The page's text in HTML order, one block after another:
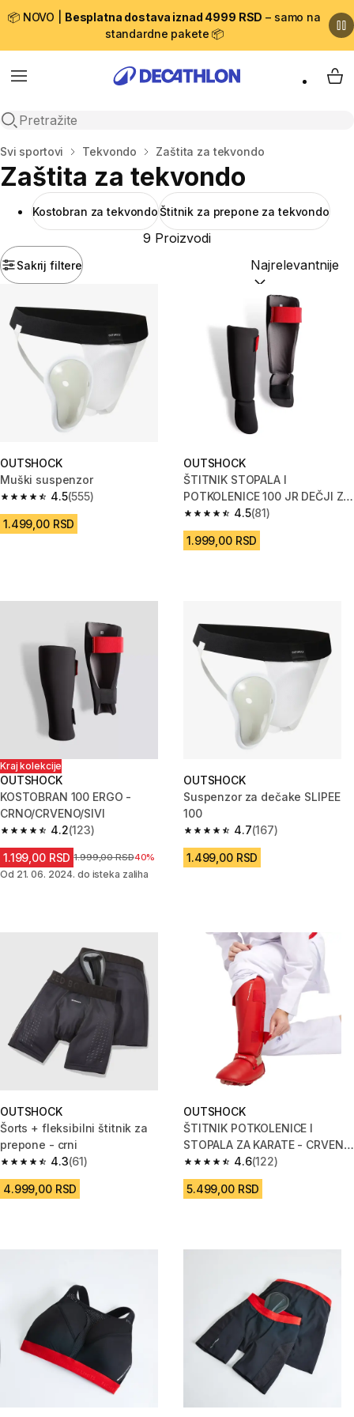
📦 NOVO | Besplatna dostava iznad 4999 RSD – samo na
standardne pakete 📦
Menu
Open search
My
Početna stranica
Svi sportovi Tekvondo Zaštita za tekvondo
Zaštita za tekvondo
Kostobran za tekvondoŠtitnik za prepone za tekvondo
Sakrij filtere
9 Proizvodi
Sortiraj po:
OUTSHOCK
Muški suspenzor
4.5
4.5 od 5 zvezdica from 555 Recenzije
(555)
1.499,00 RSD
OUTSHOCK
ŠTITNIK STOPALA I
POTKOLENICE 100 JR DEČJI ZA
KIK BOKS 4.5
4.5 od 5 zvezdica from 81
(81)
1.999,00 RSD
Kraj kolekcije
OUTSHOCK
KOSTOBRAN 100 ERGO -
CRNO/CRVENO/SIVI
4.2
4.2 od 5 zvezdica from 123 Recenzije
(123)
1.199,00 RSD Cena pre sniženja
1.999,00 RSD40%
Od 21. 06. 2024. do isteka zaliha
OUTSHOCK
Suspenzor za dečake SLIPEE
100
4.7
4.7 od 5 zvezdica from 167
(167)
1.499,00 RSD
OUTSHOCK
Šorts + fleksibilni štitnik za
prepone - crni
4.3
4.3 od 5 zvezdica from 61 Recenzije
(61)
4.999,00 RSD
OUTSHOCK
ŠTITNIK POTKOLENICE I
STOPALA ZA KARATE - CRVENI
ŠTITNIK POTKOLENICE I
STOPALA
4.6
4.6 od 5 zvezdica from 122
(122)
5.499,00 RSD